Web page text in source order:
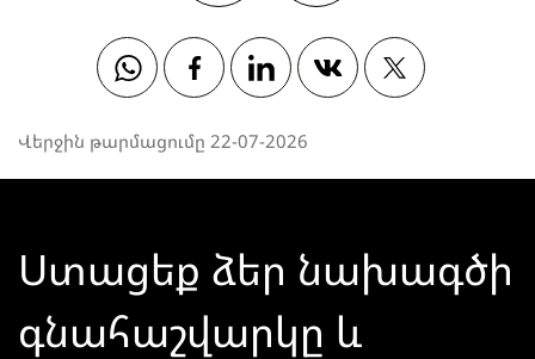
Whatsapp FacebookLinkedin VkontakteTwitter
Վերջին թարմացումը 22-07-2026
Ստացեք ձեր նախագծի
գնահաշվարկը և